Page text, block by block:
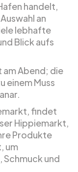
handelt,
an
lebhafte
Blick aufs
am Abend; die
einem Muss
findet
Hippiemarkt,
Produkte
um
und